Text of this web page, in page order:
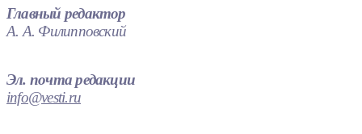
Главный редактор
А. А. Филипповский
Эл. почта редакции
info@vesti.ru